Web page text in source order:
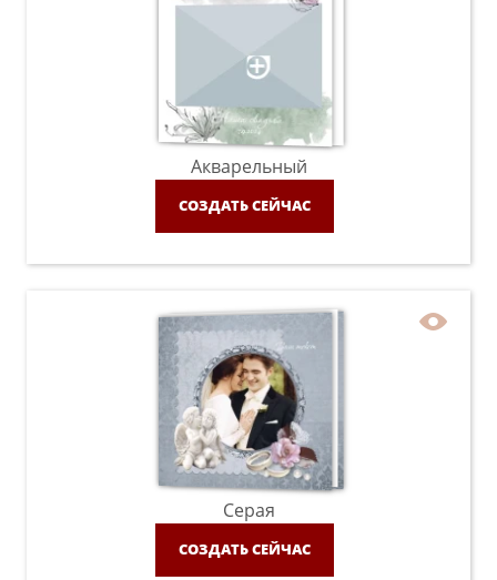
Акварельный
СОЗДАТЬ СЕЙЧАС
Серая
СОЗДАТЬ СЕЙЧАС